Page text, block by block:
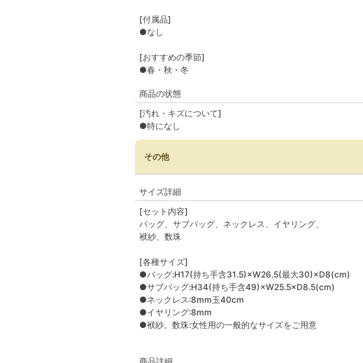
[付属品]
●なし
[おすすめの季節]
●春・秋・冬
商品の状態
[汚れ・キズについて]
●特になし
その他
サイズ詳細
[セット内容]
バッグ、サブバッグ、ネックレス、イヤリング、
袱紗、数珠
[各種サイズ]
●バッグ:H17(持ち手含31.5)×W26.5(最大30)×D8(cm)
●サブバッグ:H34(持ち手含49)×W25.5×D8.5(cm)
●ネックレス:8mm玉40cm
●イヤリング:8mm
●袱紗、数珠:女性用の一般的なサイズをご用意